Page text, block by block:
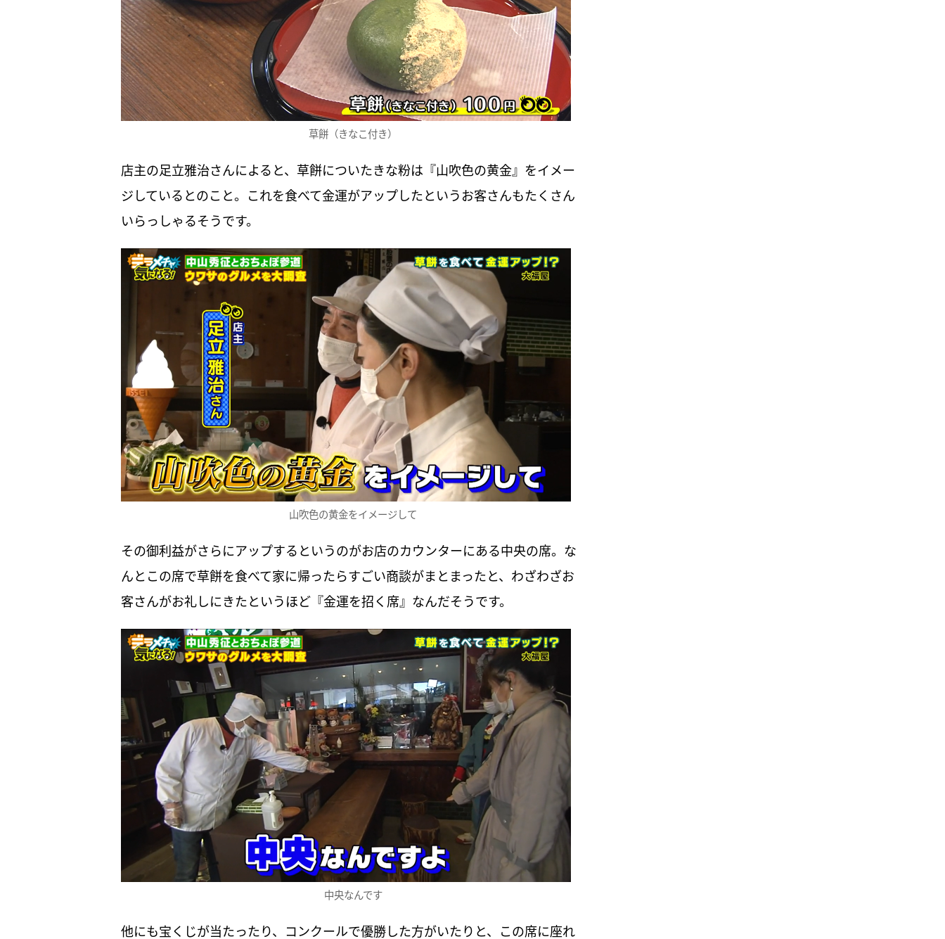
草餅（きなこ付き）
店主の足立雅治さんによると、草餅についたきな粉は『山吹色の黄金』をイメー
ジしているとのこと。これを食べて金運がアップしたというお客さんもたくさん
いらっしゃるそうです。
山吹色の黄金をイメージして
その御利益がさらにアップするというのがお店のカウンターにある中央の席。な
んとこの席で草餅を食べて家に帰ったらすごい商談がまとまったと、わざわざお
客さんがお礼しにきたというほど『金運を招く席』なんだそうです。
中央なんです
他にも宝くじが当たったり、コンクールで優勝した方がいたりと、この席に座れ